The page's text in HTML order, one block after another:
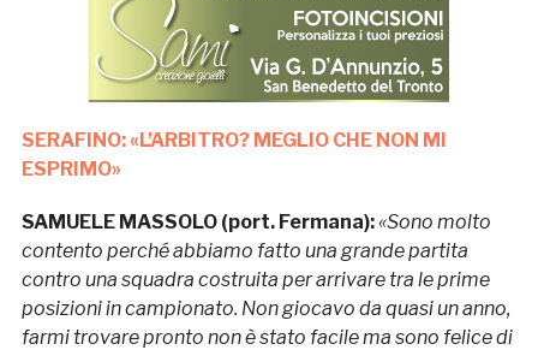
SERAFINO: «L’ARBITRO? MEGLIO CHE NON MI
ESPRIMO»
SAMUELE MASSOLO (port. Fermana):«Sono molto
contento perché abbiamo fatto una grande partita
contro una squadra costruita per arrivare tra le prime
posizioni in campionato. Non giocavo da quasi un anno,
farmi trovare pronto non è stato facile ma sono felice di